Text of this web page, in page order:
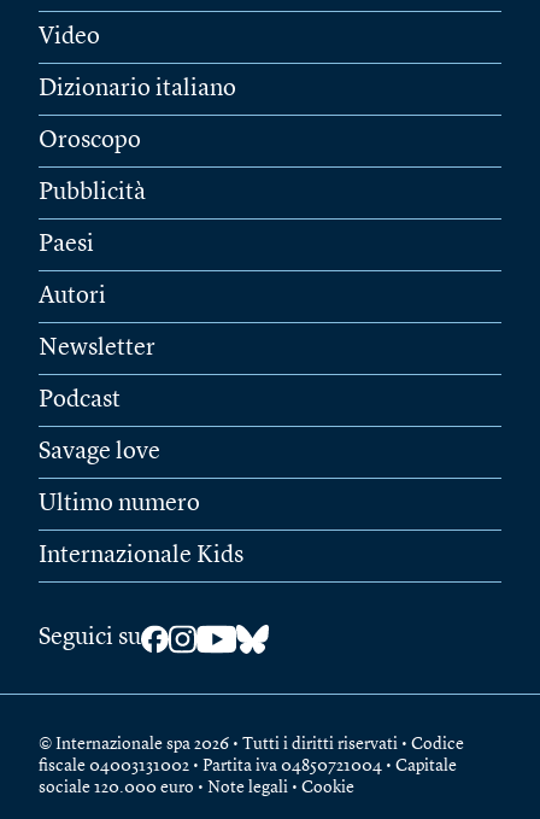
Video
Dizionario italiano
Oroscopo
Pubblicità
Paesi
Autori
Newsletter
Podcast
Savage love
Ultimo numero
Internazionale Kids
Seguici su
© Internazionale spa 2026 • Tutti i diritti riservati • Codice
fiscale 04003131002 • Partita iva 04850721004 • Capitale
sociale 120.000 euro • Note legali • Cookie